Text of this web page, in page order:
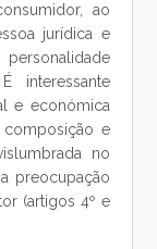
ao
jurídica e
interessante
e económica
composição e
no
preocupação
(artigos 4º e